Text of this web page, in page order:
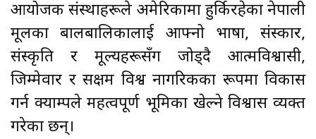
आयोजक संस्थाहरूले अमेरिकामा हुर्किरहेका नेपाली
मूलका बालबालिकालाई आफ्नो भाषा, संस्कार,
संस्कृति र मूल्यहरूसँग जोड्दै आत्मविश्वासी,
जिम्मेवार र सक्षम विश्व नागरिकका रूपमा विकास
गर्न क्याम्पले महत्वपूर्ण भूमिका खेल्ने विश्वास व्यक्त
गरेका छन्।